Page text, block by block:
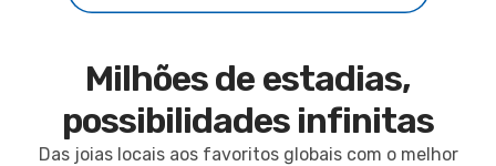
Milhões de estadias,
possibilidades infinitas
Das joias locais aos favoritos globais com o melhor